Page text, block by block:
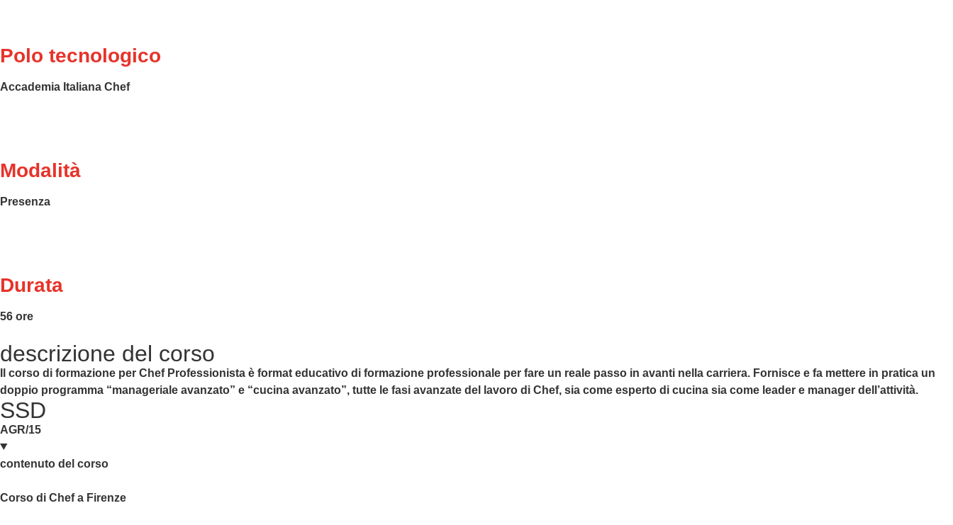
Polo tecnologico
Accademia Italiana Chef
Modalità
Presenza
Durata
56 ore
descrizione del corso
Il corso di formazione per Chef Professionista è format educativo di formazione professionale per fare un reale passo in avanti nella carriera. Fornisce e fa mettere in pratica un
doppio programma “manageriale avanzato” e “cucina avanzato”, tutte le fasi avanzate del lavoro di Chef, sia come esperto di cucina sia come leader e manager dell’attività.
SSD
AGR/15
contenuto del corso
Corso di Chef a Firenze